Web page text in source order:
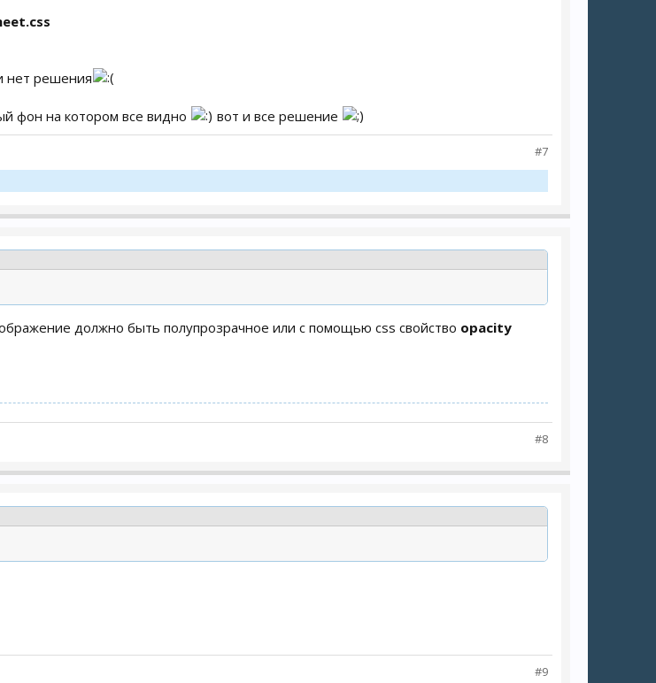
нет решения
фон на котором все видно вот и все решение
#7
должно быть полупрозрачное или с помощью css свойство opacity
#8
#9